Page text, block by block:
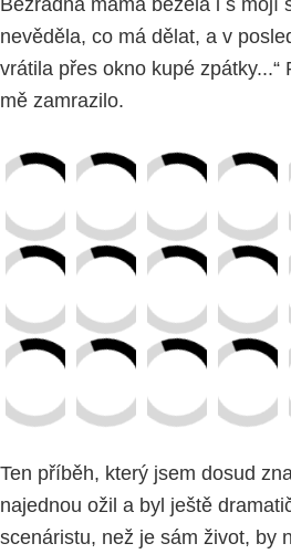
Bezradná máma běžela i s mojí
nevěděla, co má dělat, a v
vrátila přes okno kupé zpátky...“
mě zamrazilo.
Ten příběh, který jsem dosud
najednou ožil a byl ještě
scenáristu, než je sám život, by